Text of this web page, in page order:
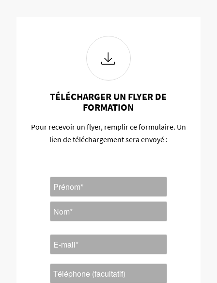
TÉLÉCHARGER UN FLYER DE
FORMATION
Pour recevoir un flyer, remplir ce formulaire. Un
lien de téléchargement sera envoyé :
Nom
Prénom
mail
*